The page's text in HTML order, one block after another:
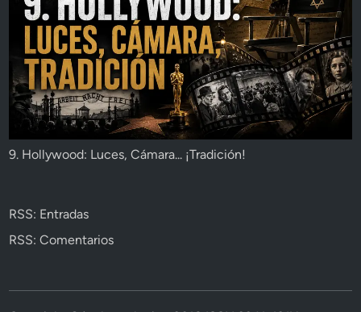
9. Hollywood: Luces, Cámara... ¡Tradición!
RSS: Entradas
RSS: Comentarios